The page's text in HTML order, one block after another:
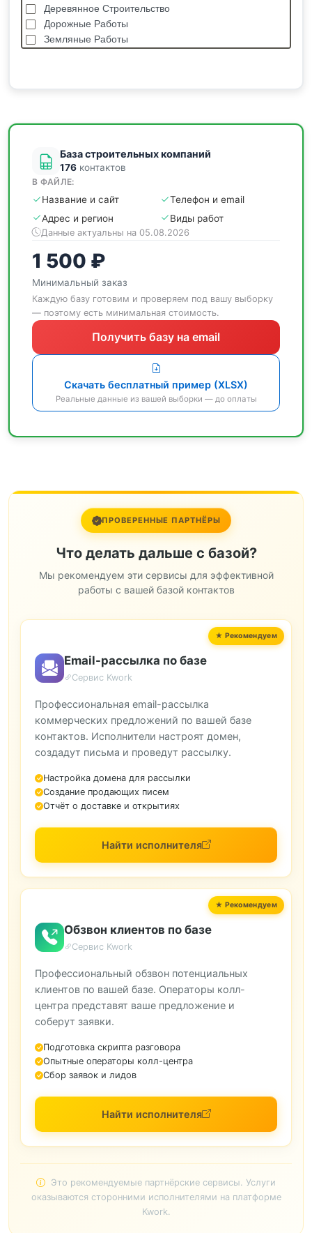
Деревянное Строительство
Дорожные Работы
Земляные Работы
База строительных компаний
176 контактов
В ФАЙЛЕ:
Название и сайт
Телефон и email
Адрес и регион
Виды работ
Данные актуальны на 05.08.2026
1 500 ₽
Минимальный заказ
Каждую базу готовим и проверяем под вашу выборку
— поэтому есть минимальная стоимость.
Получить базу на email
Скачать бесплатный пример (XLSX)
Реальные данные из вашей выборки — до оплаты
ПРОВЕРЕННЫЕ ПАРТНЁРЫ
Что делать дальше с базой?
Мы рекомендуем эти сервисы для эффективной
работы с вашей базой контактов
Email-рассылка по базе
Сервис Kwork
Профессиональная email-рассылка
коммерческих предложений по вашей базе
контактов. Исполнители настроят домен,
создадут письма и проведут рассылку.
Настройка домена для рассылки
Создание продающих писем
Отчёт о доставке и открытиях
Найти исполнителя
Обзвон клиентов по базе
Сервис Kwork
Профессиональный обзвон потенциальных
клиентов по вашей базе. Операторы колл-
центра представят ваше предложение и
соберут заявки.
Подготовка скрипта разговора
Опытные операторы колл-центра
Сбор заявок и лидов
Найти исполнителя
Это рекомендуемые партнёрские сервисы. Услуги
оказываются сторонними исполнителями на платформе
Kwork.